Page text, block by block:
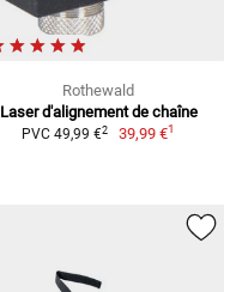
Rothewald
Laser d'alignement de chaîne
PVC 49,99 €2 39,99 €1